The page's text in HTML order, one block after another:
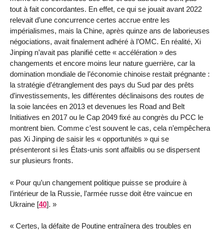
tout à fait concordantes. En effet, ce qui se jouait avant 2022
relevait d’une concurrence certes accrue entre les
impérialismes, mais la Chine, après quinze ans de laborieuses
négociations, avait finalement adhéré à l’OMC. En réalité, Xi
Jinping n’avait pas planifié cette « accélération » des
changements et encore moins leur nature guerrière, car la
domination mondiale de l’économie chinoise restait prégnante :
la stratégie d’étranglement des pays du Sud par des prêts
d’investissements, les différentes déclinaisons des routes de
la soie lancées en 2013 et devenues les Road and Belt
Initiatives en 2017 ou le Cap 2049 fixé au congrès du PCC le
montrent bien. Comme c’est souvent le cas, cela n’empêchera
pas Xi Jinping de saisir les « opportunités » qui se
présenteront si les États-unis sont affaiblis ou se dispersent
sur plusieurs fronts.
« Pour qu’un changement politique puisse se produire à
l’intérieur de la Russie, l’armée russe doit être vaincue en
Ukraine [40]. »
« Certes, la défaite de Poutine entraînera des troubles en